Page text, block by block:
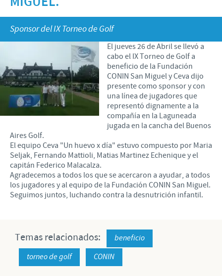
Porcinos
Mundo Ganadero
Nuestro Enfoque en la responsabilidad
Programas de Apoyo Mundial
Patrocinios Científicos
TRABAJAR EN CEVA
Si querés trabajar con nosotros
Sponsor del IX Torneo de Golf
El jueves 26 de Abril se llevó a
cabo el IX Torneo de Golf a
beneficio de la Fundación
CONIN San Miguel y Ceva dijo
presente como sponsor y con
una línea de jugadores que
representó dignamente a la
compañía en la Laguneada
jugada en la cancha del Buenos
Aires Golf.
El equipo Ceva "Un huevo x día" estuvo compuesto por Maria
Seljak, Fernando Mattioli, Matias Martinez Echenique y el
capitán Federico Malacalza.
Agradecemos a todos los que se acercaron a ayudar, a todos
los jugadores y al equipo de la Fundación CONIN San Miguel.
Seguimos juntos, luchando contra la desnutrición infantil.
Temas relacionados:
beneficio
torneo de golf
CONIN